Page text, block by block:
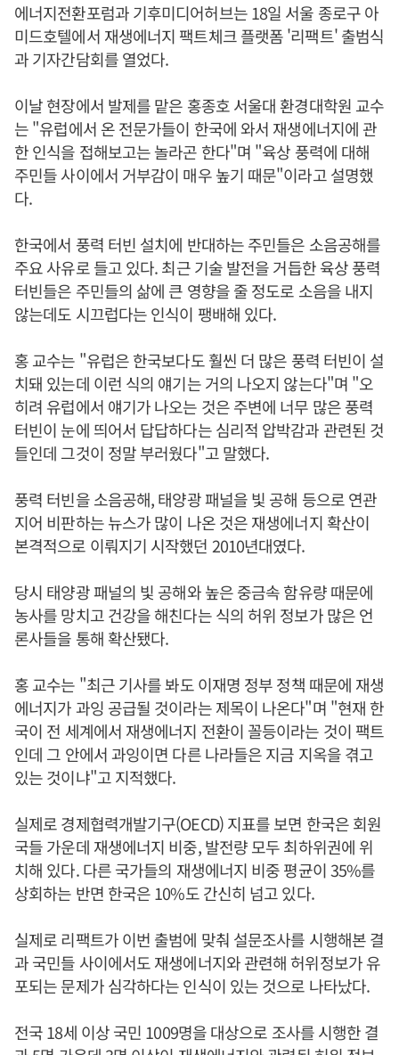
에너지전환포럼과 기후미디어허브는 18일 서울 종로구 아
미드호텔에서 재생에너지 팩트체크 플랫폼 '리팩트' 출범식
과 기자간담회를 열었다.
이날 현장에서 발제를 맡은 홍종호 서울대 환경대학원 교수
는 "유럽에서 온 전문가들이 한국에 와서 재생에너지에 관
한 인식을 접해보고는 놀라곤 한다"며 "육상 풍력에 대해
주민들 사이에서 거부감이 매우 높기 때문"이라고 설명했
다.
한국에서 풍력 터빈 설치에 반대하는 주민들은 소음공해를
주요 사유로 들고 있다. 최근 기술 발전을 거듭한 육상 풍력
터빈들은 주민들의 삶에 큰 영향을 줄 정도로 소음을 내지
않는데도 시끄럽다는 인식이 팽배해 있다.
홍 교수는 "유럽은 한국보다도 훨씬 더 많은 풍력 터빈이 설
치돼 있는데 이런 식의 얘기는 거의 나오지 않는다"며 "오
히려 유럽에서 얘기가 나오는 것은 주변에 너무 많은 풍력
터빈이 눈에 띄어서 답답하다는 심리적 압박감과 관련된 것
들인데 그것이 정말 부러웠다"고 말했다.
풍력 터빈을 소음공해, 태양광 패널을 빛 공해 등으로 연관
지어 비판하는 뉴스가 많이 나온 것은 재생에너지 확산이
본격적으로 이뤄지기 시작했던 2010년대였다.
당시 태양광 패널의 빛 공해와 높은 중금속 함유량 때문에
농사를 망치고 건강을 해친다는 식의 허위 정보가 많은 언
론사들을 통해 확산됐다.
홍 교수는 "최근 기사를 봐도 이재명 정부 정책 때문에 재생
에너지가 과잉 공급될 것이라는 제목이 나온다"며 "현재 한
국이 전 세계에서 재생에너지 전환이 꼴등이라는 것이 팩트
인데 그 안에서 과잉이면 다른 나라들은 지금 지옥을 겪고
있는 것이냐"고 지적했다.
실제로 경제협력개발기구(OECD) 지표를 보면 한국은 회원
국들 가운데 재생에너지 비중, 발전량 모두 최하위권에 위
치해 있다. 다른 국가들의 재생에너지 비중 평균이 35%를
상회하는 반면 한국은 10%도 간신히 넘고 있다.
실제로 리팩트가 이번 출범에 맞춰 설문조사를 시행해본 결
과 국민들 사이에서도 재생에너지와 관련해 허위정보가 유
포되는 문제가 심각하다는 인식이 있는 것으로 나타났다.
전국 18세 이상 국민 1009명을 대상으로 조사를 시행한 결